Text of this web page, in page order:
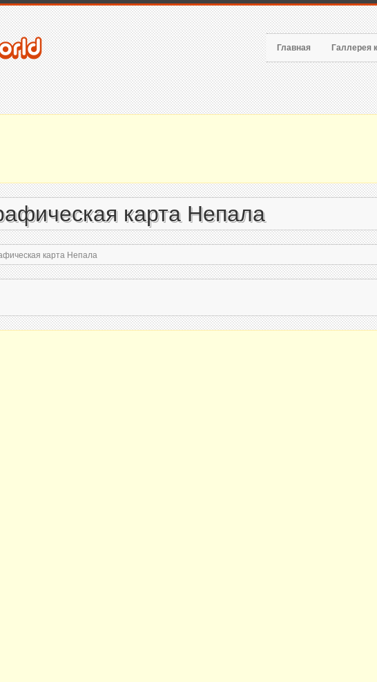
Главная Галлерея
карта Непала
карта Непала